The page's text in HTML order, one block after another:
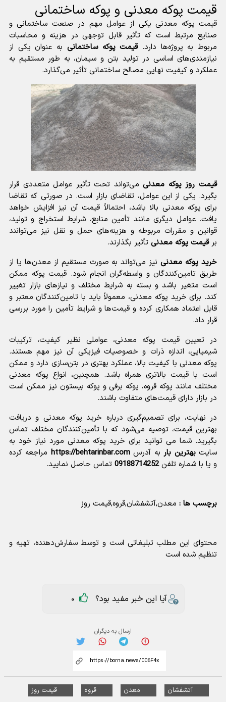
قیمت پوکه معدنی و پوکه ساختمانی
قیمت پوکه معدنییکی از عوامل مهم در صنعت ساختمانی و
صنایع مرتبط است که تأثیر قابل توجهی در هزینه و محاسبات
مربوط به پروژه‌ها دارد.قیمت پوکه ساختمانی به عنوان یکی از
نیازمندی‌های اساسی در تولید بتن و سیمان، به طور مستقیم به
عملکرد و کیفیت نهایی مصالح ساختمانی تأثیر می‌گذارد.
قیمت روز پوکه معدنیمی‌تواند تحت تأثیر عوامل متعددی قرار
بگیرد. یکی از این عوامل، تقاضای بازار است. در صورتی که تقاضا
برای پوکه معدنی بالا باشد، احتمالاً قیمت آن نیز افزایش خواهد
یافت. عوامل دیگری مانند تأمین منابع، شرایط استخراج و تولید،
قوانین و مقررات مربوطه و هزینه‌های حمل و نقل نیز می‌توانند
برقیمت پوکه معدنی تأثیر بگذارند.
خرید پوکه معدنینیز می‌تواند به صورت مستقیم از معدن‌ها یا از
طریق تامین‌کنندگان و واسطه‌گران انجام شود. قیمت پوکه ممکن
است متغیر باشد و بسته به شرایط مختلف و نیازهای بازار تغییر
کند. برای خرید پوکه معدنی، معمولاً باید با تامین‌کنندگان معتبر و
قابل اعتماد همکاری کرده و قیمت‌ها و شرایط تأمین را مورد بررسی
قرار داد.
در تعیین قیمت پوکه معدنی، عواملی نظیر کیفیت، ترکیبات
شیمیایی، اندازه ذرات و خصوصیات فیزیکی آن نیز مهم هستند.
پوکه معدنی با کیفیت بالا، عملکرد بهتری در بتن‌سازی دارد و ممکن
است با قیمت بالاتری همراه باشد. همچنین، انواع پوکه معدنی
مختلف مانند پوکه قروه، پوکه برفی و پوکه بیستون نیز ممکن است
در بازار دارای قیمت‌های متفاوت باشند.
در نهایت، برای تصمیم‌گیری درباره خرید پوکه معدنی و دریافت
بهترین قیمت، توصیه می‌شود که با تأمین‌کنندگان مختلف تماس
بگیرید. شما می توانید برای خرید پوکه معدنی مورد نیاز خود به
سایتبهترین باربه آدرسhttps://behtarinbar.com مراجعه کرده
و یا با شماره تلفن09188714252 تماس حاصل نمایید.
برچسب ها : معدن,آتشفشان,قروه,قیمت روز
محتوای این مطلب تبلیغاتی است و توسط سفارش‌دهنده، تهیه و
تنظیم شده است
آیا این خبر مفید بود؟ 0
ارسال به دیگران
آتشفشان معدن قروه قیمت روز